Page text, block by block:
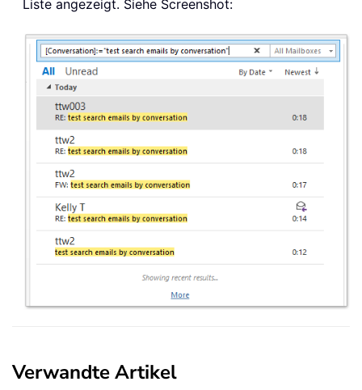
Liste angezeigt. Siehe Screenshot:
Verwandte Artikel